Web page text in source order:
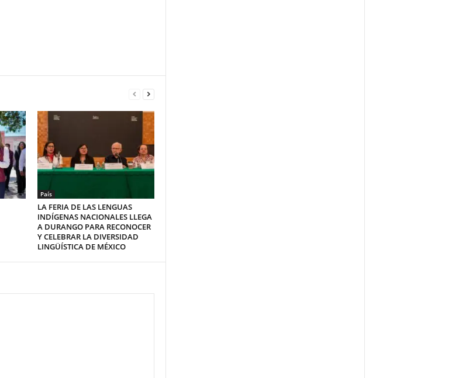
País
LA FERIA DE LAS LENGUAS
INDÍGENAS NACIONALES LLEGA
A DURANGO PARA RECONOCER
Y CELEBRAR LA DIVERSIDAD
LINGÜÍSTICA DE MÉXICO